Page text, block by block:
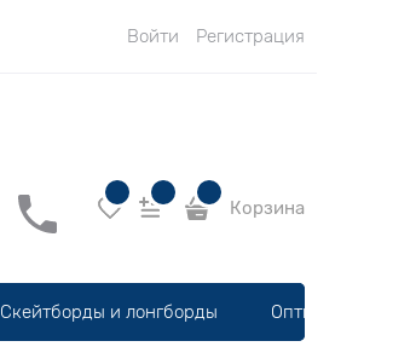
Войти Регистрация
Корзина
Скейтборды и лонгборды Оптика, шлемы